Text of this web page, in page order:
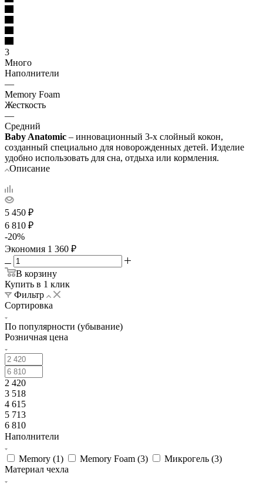
3
Много
Наполнители
—
Memory Foam
Жесткость
—
Средний
Baby Anatomic – инновационный 3-х слойный кокон,
созданный специально для новорожденных детей. Изделие
удобно использовать для сна, отдыха или кормления.
Описание
5 450 ₽
6 810 ₽
-20%
Экономия 1 360 ₽
В корзину
Купить в 1 клик
Фильтр
Сортировка
По популярности (убывание)
Розничная цена
2 420
3 518
4 615
5 713
6 810
Наполнители
Memory (1) Memory Foam (3) Микрогель (3)
Материал чехла